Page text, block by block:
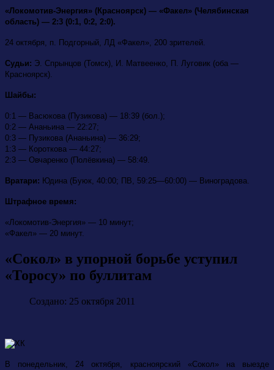
«Локомотив-Энергия» (Красноярск) — «Факел» (Челябинская
область) — 2:3 (0:1, 0:2, 2:0).
24 октября, п. Подгорный, ЛД «Факел», 200 зрителей.
Судьи: Э. Спрынцов (Томск), И. Матвеенко, П. Луговик (оба —
Красноярск).
Шайбы:
0:1 — Васюкова (Пузикова) — 18:39 (бол.);
0:2 — Ананьина — 22:27;
0:3 — Пузикова (Ананьина) — 36:29;
1:3 — Короткова — 44:27;
2:3 — Овчаренко (Полёвкина) — 58:49.
Вратари: Юдина (Буюк, 40:00; ПВ, 59:25—60:00) — Виноградова.
Штрафное время:
«Локомотив-Энергия» — 10 минут;
«Факел» — 20 минут.
«Сокол» в упорной борьбе уступил
«Торосу» по буллитам
Создано: 25 октября 2011
В понедельник, 24 октября, красноярский «Сокол» на выезде